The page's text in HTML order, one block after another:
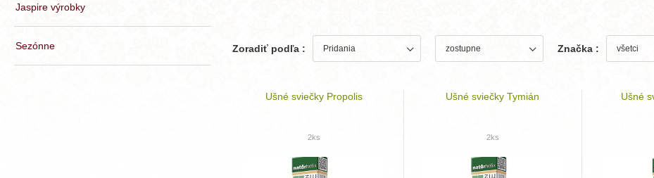
Jaspire výrobky
Sezónne Zoradiť podľa : Značka :
Ušné sviečky Propolis
2ks
Ušné sviečky Tymián
2ks
Ušné